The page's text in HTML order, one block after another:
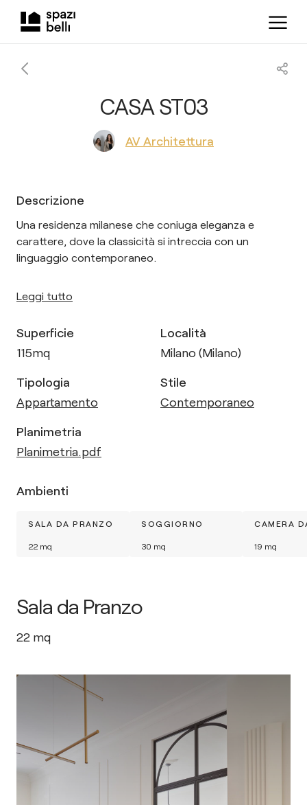
CASA ST03
AV Architettura
Descrizione
Una residenza milanese che coniuga eleganza e
carattere, dove la classicità si intreccia con un
linguaggio contemporaneo.
Leggi tutto
Superficie
115mq
Località
Milano (Milano)
Tipologia
Appartamento
Stile
Contemporaneo
Planimetria
Planimetria.pdf
Ambienti
SALA DA PRANZO
22 mq
SOGGIORNO
30 mq
CAMERA
19 mq
Sala da Pranzo
22 mq